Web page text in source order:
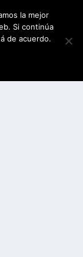
la mejor
Si continúa
de acuerdo.